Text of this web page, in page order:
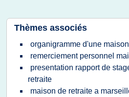
Thèmes associés
organigramme d'une
remerciement personnel
presentation rapport de
retraite
maison de retraite a